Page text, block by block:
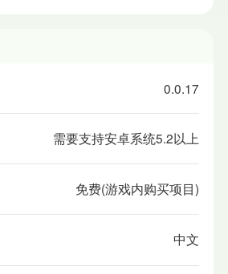
0.0.17
需要支持安卓系统5.2以上
免费(游戏内购买项目)
中文